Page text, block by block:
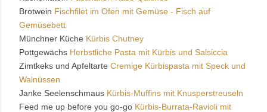
Brotwein Fischfilet im Ofen mit Gemüse - Fisch auf
Gemüsebett
Münchner Küche Kürbis Chutney
Pottgewächs Herbstliche Pasta mit Kürbis und Salsiccia
Zimtkeks und Apfeltarte Cremige Kürbispasta mit Speck und
Walnüssen
Janke Seelenschmaus Kürbis-Muffins mit Knusperstreuseln
Feed me up before you go-go Kürbis-Burrata-Ravioli mit